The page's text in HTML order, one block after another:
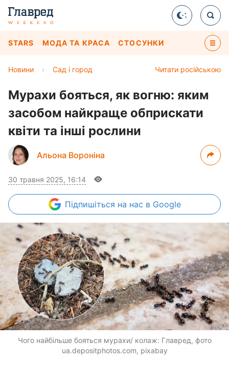
STARS МОДА ТА КРАСА СТОСУНКИ
Читати російською
Новини › Сад і город
Мурахи бояться, як вогню: яким
засобом найкраще обприскати
квіти та інші рослини
Альона Вороніна
30 травня 2025, 16:14
Підпишіться на нас в Google
Чого найбільше бояться мурахи/ колаж: Главред, фото
ua.depositphotos.com, pixabay